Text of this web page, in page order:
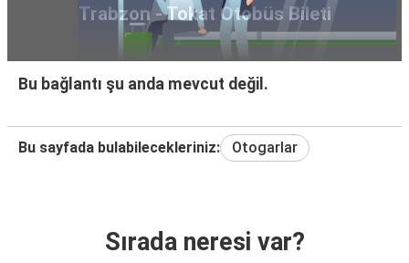
Trabzon - Tokat Otobüs Bileti
Bu bağlantı şu anda mevcut değil.
Bu sayfada bulabilecekleriniz: Otogarlar
Sırada neresi var?